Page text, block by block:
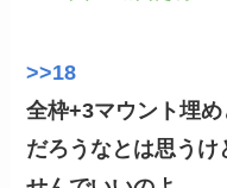
>>18
全枠+3マウント埋
だろうなとは思う